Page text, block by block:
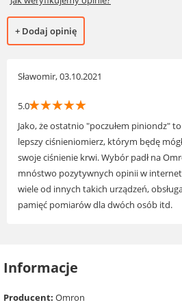
+ Dodaj opinię
Sławomir, 03.10.2021
5.0 ☆
☆
☆
☆
☆
Jako, że ostatnio "poczułem piniondz"
lepszy ciśnieniomierz, którym będę
swoje ciśnienie krwi. Wybór padł na
mnóstwo pozytywnych opinii w
wiele od innych takich urządzeń,
pamięć pomiarów dla dwóch osób itd.
Informacje
Producent: Omron